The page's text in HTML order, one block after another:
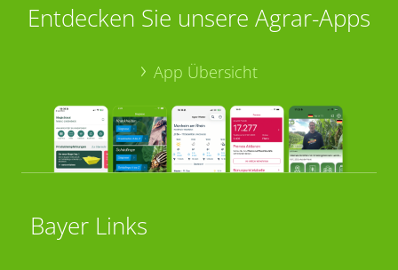
Entdecken Sie unsere Agrar-Apps
App Übersicht
Bayer Links